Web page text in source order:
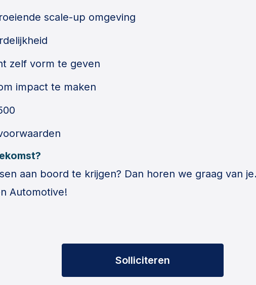
scale-up omgeving
zelf vorm te geven
impact te maken
aan boord te krijgen? Dan horen we graag van
Automotive!
Solliciteren